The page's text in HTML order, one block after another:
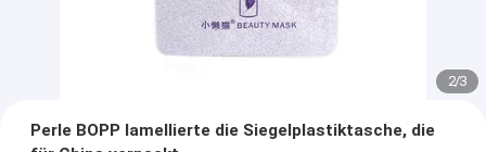
2/3
Perle BOPP lamellierte die Siegelplastiktasche, die